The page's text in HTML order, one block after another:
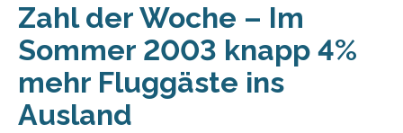
Zahl der Woche – Im
Sommer 2003 knapp 4%
mehr Fluggäste ins
Ausland